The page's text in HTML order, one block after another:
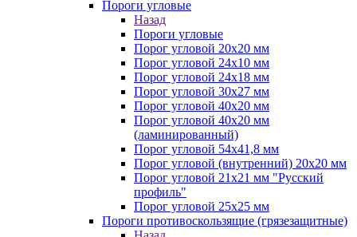
Пороги угловые
Назад
Пороги угловые
Порог угловой 20х20 мм
Порог угловой 24х10 мм
Порог угловой 24х18 мм
Порог угловой 30х27 мм
Порог угловой 40х20 мм
Порог угловой 40х20 мм
(ламинированный)
Порог угловой 54х41,8 мм
Порог угловой (внутренний) 20х20 мм
Порог угловой 21х21 мм "Русский
профиль"
Порог угловой 25х25 мм
Пороги противоскользящие (грязезащитные)